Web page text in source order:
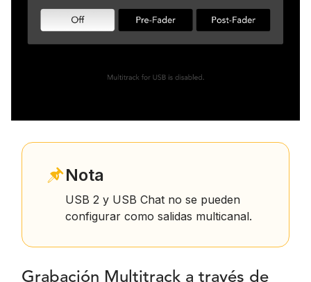
Nota
USB 2 y USB Chat no se pueden
configurar como salidas multicanal.
Grabación Multitrack a través de